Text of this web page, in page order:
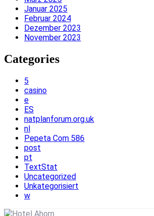
Januar 2025
Februar 2024
Dezember 2023
November 2023
Categories
5
casino
e
ES
natplanforum.org.uk
nl
Pepeta Com 586
post
pt
TextStat
Uncategorized
Unkategorisiert
w